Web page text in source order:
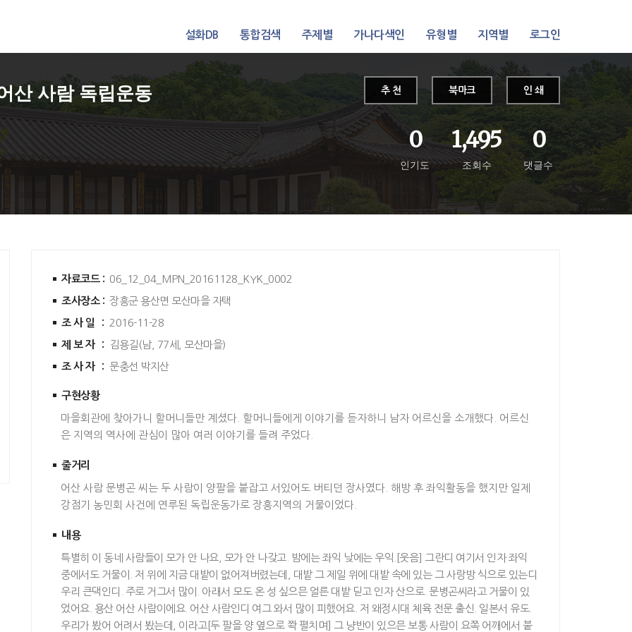
로그인
지역별
유형별
가나다색인
주제별
통합검색
설화DB
산 사람 독립운동
0
댓글수
1,495
조회수
0
인기도
추 천 북마크 인 쇄
자료코드 : 06_12_04_MPN_20161128_KYK_0002
조사장소 : 장흥군 용산면 모산마을 자택
조사일 : 2016-11-28
제보자 : 김용길(남, 77세, 모산마을)
조사자 : 문충선 박지산
구현상황
마을회관에 찾아가니 할머니들만 계셨다. 할머니들에게 이야기를 듣자하니 남자 어르신을 소개했다. 어르신
은 지역의 역사에 관심이 많아 여러 이야기를 들려 주었다.
줄거리
어산 사람 문병곤 씨는 두 사람이 양팔을 붙잡고 서있어도 버티던 장사였다. 해방 후 좌익활동을 했지만 일제
강점기 농민회 사건에 연루된 독립운동가로 장흥지역의 거물이었다.
내용
특별히 이 동네 사람들이 모가 안 나요, 모가 안 나갖고. 밤에는 좌익 낮에는 우익.[웃음] 그란디 여기서 인자 좌익
중에서도 거물이. 저 위에 지금 대밭이 없어져버렸는데, 대밭 그 제일 위에 대밭 속에 있는 그 사랑방 식으로 있는디
우리 큰댁인디. 주로 거그서 많이. 아래서 모도 온 성 싶으믄 얼른 대밭 딛고 인자 산으로. 문병곤씨라고 거물이 있
었어요. 용산 어산 사람이에요. 어산 사람인디 여그 와서 많이 피했어요. 저 왜정시대 체육 전문 출신. 일본서 유도.
우리가 봤어 어려서 봤는데, 이라고[두 팔을 양 옆으로 쫙 펼치며] 그 냥반이 있으믄 보통 사람이 요쪽 어깨에서 붙